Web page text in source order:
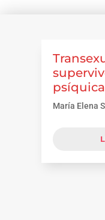
psíquica
María Elena